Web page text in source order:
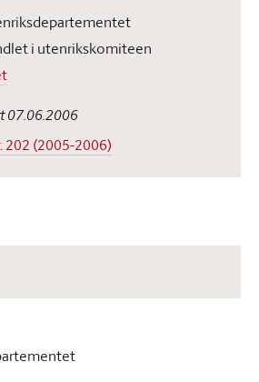
i utenrikskomiteen
07.06.2006
202 (2005-2006)